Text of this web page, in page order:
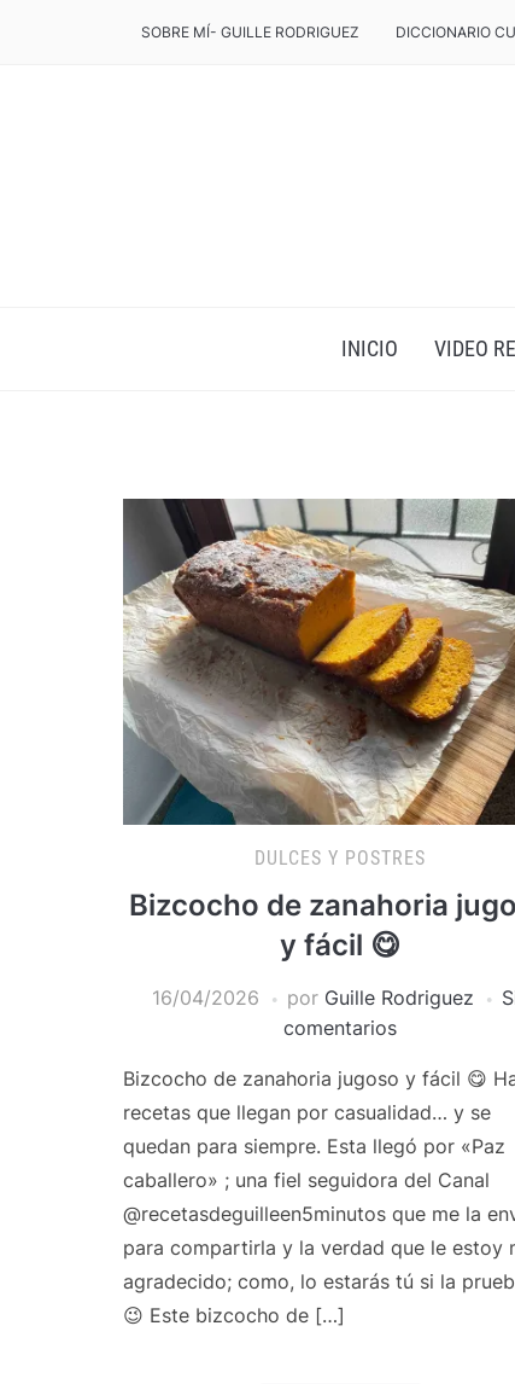
SOBRE MÍ- GUILLE RODRIGUEZ DICCIONARIO
INICIO VIDEO
DULCES Y POSTRES
Bizcocho de zanahoria
y fácil 😋
16/04/2026 por Guille Rodriguez
comentarios
Bizcocho de zanahoria jugoso y fácil 😋
recetas que llegan por casualidad… y se
quedan para siempre. Esta llegó por «Paz
caballero» ; una fiel seguidora del Canal
@recetasdeguilleen5minutos que me la
para compartirla y la verdad que le estoy
agradecido; como, lo estarás tú si la
😉 Este bizcocho de […]